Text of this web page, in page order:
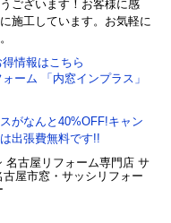
ございます！お客様に感
施工しています。お気軽に
がなんと40%OFF!キャン
出張費無料です!!